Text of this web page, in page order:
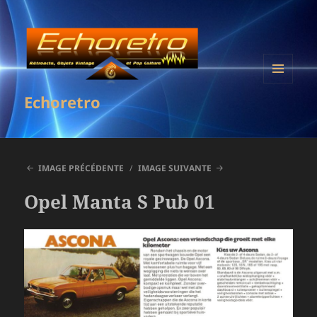
Echoretro
IMAGE PRÉCÉDENTE IMAGE SUIVANTE
Opel Manta S Pub 01